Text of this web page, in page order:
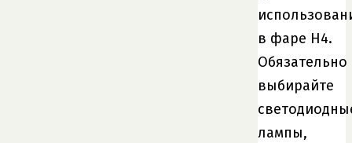
в фаре H4.
Обязательно
выбирайте
лампы,